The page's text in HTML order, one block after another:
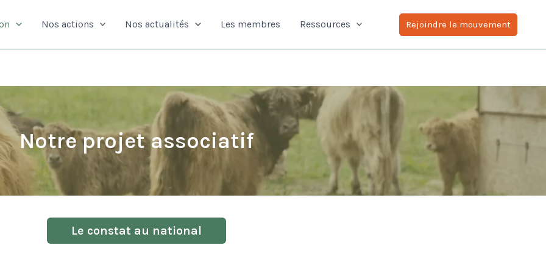
Nos actions Nos actualités Les membres Ressources Rejoindre le mouvement
Notre projet associatif
Le constat au national